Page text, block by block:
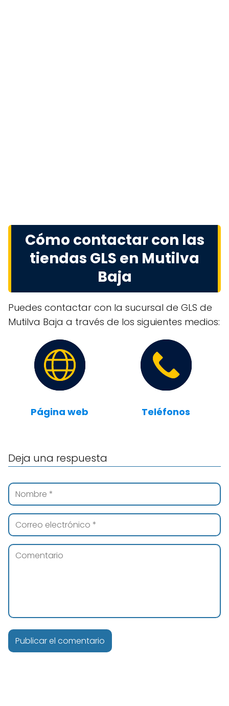
Cómo contactar con las
tiendas GLS en Mutilva
Baja
Puedes contactar con la sucursal de GLS de
Mutilva Baja a través de los siguientes medios:
Página web Teléfonos
Deja una respuesta